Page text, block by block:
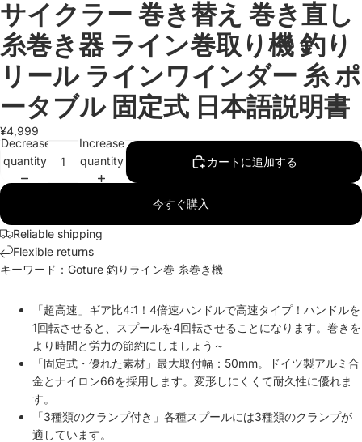
サイクラー 巻き替え 巻き直し
糸巻き器 ライン巻取り機 釣り
リール ラインワインダー 糸 ポ
ータブル 固定式 日本語説明書
¥4,999
Decrease
quantity
Increase
quantity
カートに追加する
今すぐ購入
Reliable shipping
Flexible returns
キーワード：Goture 釣りライン巻 糸巻き機
「超高速」ギア比4:1！4倍速ハンドルで高速タイプ！ハンドルを
1回転させると、スプールを4回転させることになります。巻きを
より時間と労力の節約にしましょう～
「固定式・優れた素材」最大取付幅：50mm。ドイツ製アルミ合
金とナイロン66を採用します。変形しにくくて耐久性に優れま
す。
「3種類のクランプ付き」各種スプールには3種類のクランプが
適しています。